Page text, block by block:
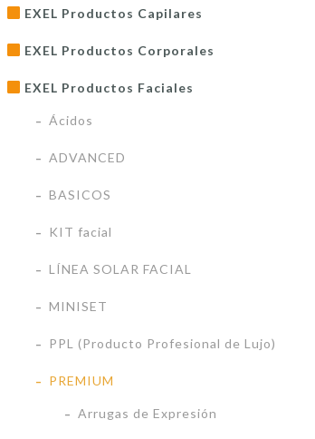
EXEL Productos Capilares
EXEL Productos Corporales
EXEL Productos Faciales
Ácidos
ADVANCED
BASICOS
KIT facial
LÍNEA SOLAR FACIAL
MINISET
PPL (Producto Profesional de Lujo)
PREMIUM
Arrugas de Expresión